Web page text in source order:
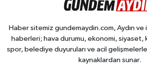
Haber sitemiz gundemaydin.com, Aydın
haberleri; hava durumu, ekonomi, siyaset,
spor, belediye duyuruları ve acil gelişmelerle
kaynaklardan sunar.